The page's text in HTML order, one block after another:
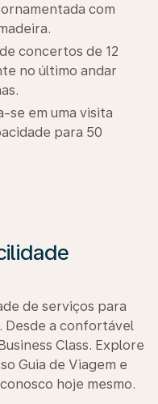
com
de concertos de 12
no último andar
se em uma visita
para 50
de serviços para
Desde a confortável
Class. Explore
Guia de Viagem e
hoje mesmo.